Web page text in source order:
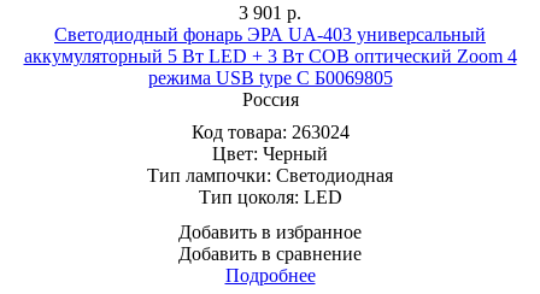
3 901 р.
Светодиодный фонарь ЭРА UA-403 универсальный
аккумуляторный 5 Вт LED + 3 Вт COB оптический Zoom 4
режима USB type C Б0069805
Россия
Код товара: 263024
Цвет: Черный
Тип лампочки: Светодиодная
Тип цоколя: LED
Добавить в избранное
Добавить в сравнение
Подробнее